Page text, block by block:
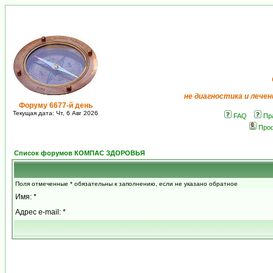
Форуму 6677-й день
Текущая дата: Чт, 6 Авг 2026
не диагностика и
FAQ
Список форумов КОМПАС ЗДОРОВЬЯ
Поля отмеченные * обязательны к заполнению, если не указано обратное
Имя: *
Адрес e-mail: *